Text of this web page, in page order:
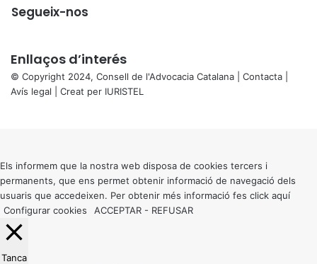
Segueix-nos
Enllaços d’interés
© Copyright 2024, Consell de l'Advocacia Catalana | Contacta
Avís legal | Creat per IURISTEL
button
Els informem que la nostra web disposa de cookies tercers i
permanents, que ens permet obtenir informació de navegació dels
usuaris que accedeixen. Per obtenir més informació fes click aquí
Configurar cookies
ACCEPTAR - REFUSAR
Tanca